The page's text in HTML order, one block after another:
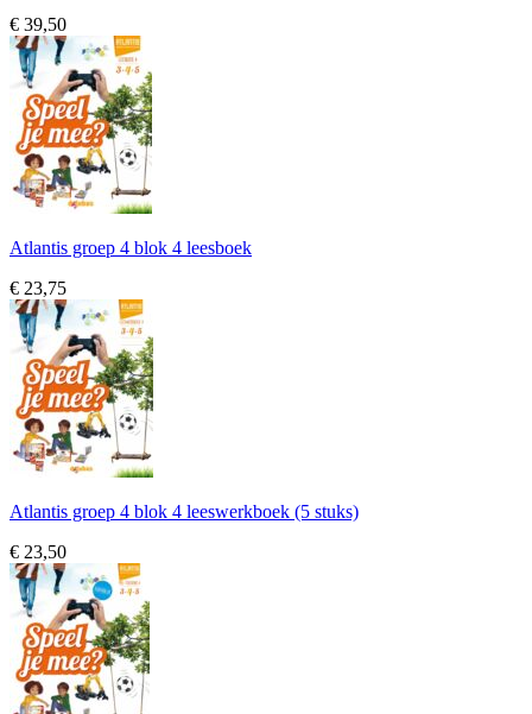
€ 39,50
Atlantis groep 4 blok 4 leesboek
€ 23,75
Atlantis groep 4 blok 4 leeswerkboek (5 stuks)
€ 23,50